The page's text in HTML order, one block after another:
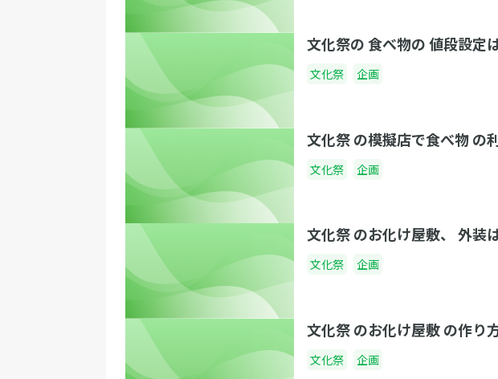
文化祭の 食べ物の 値段設定
文化祭 企画
文化祭 の模擬店で食べ物 の
文化祭 企画
文化祭 のお化け屋敷、 外装
文化祭 企画
文化祭 のお化け屋敷 の作り
文化祭 企画